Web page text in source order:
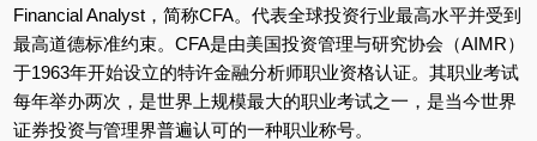
Financial Analyst，简称CFA。代表全球投资行业最高水平并受到
最高道德标准约束。CFA是由美国投资管理与研究协会（AIMR）
于1963年开始设立的特许金融分析师职业资格认证。其职业考试
每年举办两次，是世界上规模最大的职业考试之一，是当今世界
证券投资与管理界普遍认可的一种职业称号。